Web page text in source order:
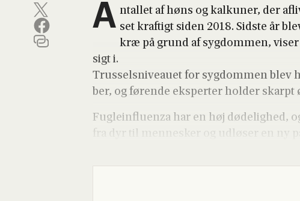
A ntal­let af høns og kal­ku­ner, der
set kraf­tigt siden 2018. Sid­ste år
kræ på grund af syg­dom­men,
sigt i.
Trus­sels­ni­veau­et for syg­dom­men blev
ber, og før­en­de eks­per­ter hol­der skar­pt
Fug­le­in­flu­en­za har en høj døde­lig­hed,